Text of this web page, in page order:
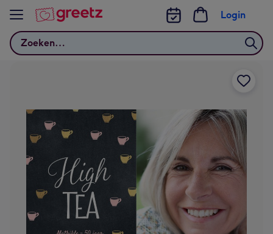
Bekijk meer
Zoeken
Login